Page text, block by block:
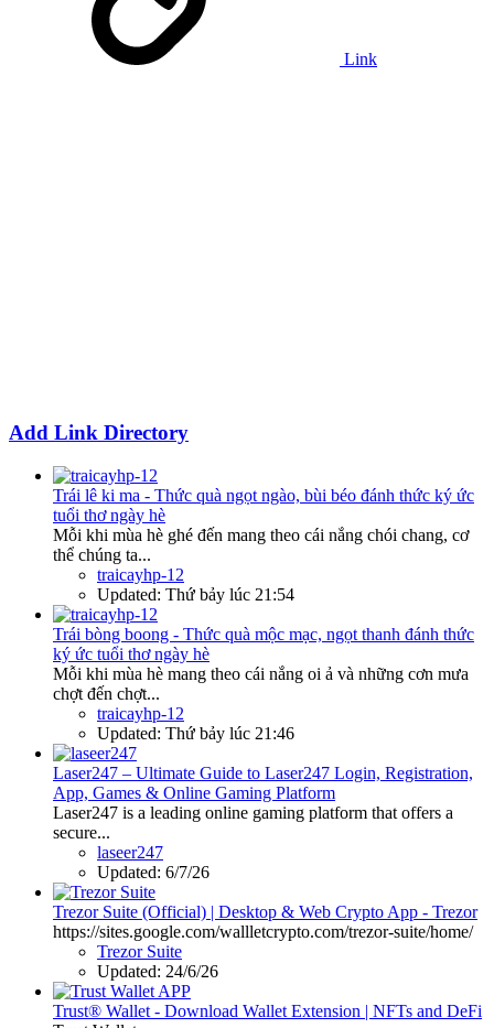
Link
Add Link Directory
Trái lê ki ma - Thức quà ngọt ngào, bùi béo đánh thức ký ức
tuổi thơ ngày hè
Mỗi khi mùa hè ghé đến mang theo cái nắng chói chang, cơ
thể chúng ta...
traicayhp-12
Updated: Thứ bảy lúc 21:54
Trái bòng boong - Thức quà mộc mạc, ngọt thanh đánh thức
ký ức tuổi thơ ngày hè
Mỗi khi mùa hè mang theo cái nắng oi ả và những cơn mưa
chợt đến chợt...
traicayhp-12
Updated: Thứ bảy lúc 21:46
Laser247 – Ultimate Guide to Laser247 Login, Registration,
App, Games & Online Gaming Platform
Laser247 is a leading online gaming platform that offers a
secure...
laseer247
Updated: 6/7/26
Trezor Suite (Official) | Desktop & Web Crypto App - Trezor
https://sites.google.com/wallletcrypto.com/trezor-suite/home/
Trezor Suite
Updated: 24/6/26
Trust® Wallet - Download Wallet Extension | NFTs and DeFi